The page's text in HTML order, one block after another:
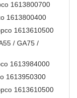
1613800700
1613800400
1613610500
/ GA75 /
1613984000
1613950300
1613610500